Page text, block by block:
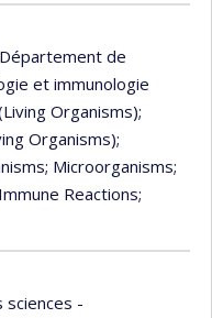
de
et immunologie
Organisms);
Organisms);
; Microorganisms;
Reactions;
sciences -